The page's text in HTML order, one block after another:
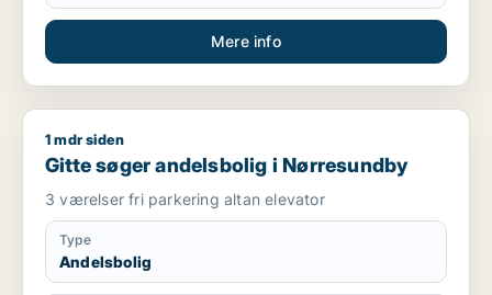
Mere info
Gitte søger andelsbolig i Nørresundby
1 mdr siden
Gitte søger andelsbolig i Nørresundby
3 værelser fri parkering altan elevator
Type
Andelsbolig